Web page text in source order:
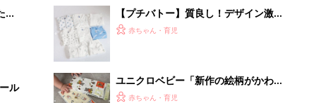
ま
ル
【プチバトー】質良し！デザイン激か
わ！ベビー肌着4選
赤ちゃん・育児
ユニクロベビー「新作の絵柄がかわい
い♪」「秋冬のインナーとしても◎」
赤ちゃん・育児